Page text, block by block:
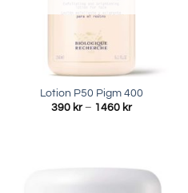
Lotion P50 Pigm 400
390 kr – 1460 krPrisintervall: